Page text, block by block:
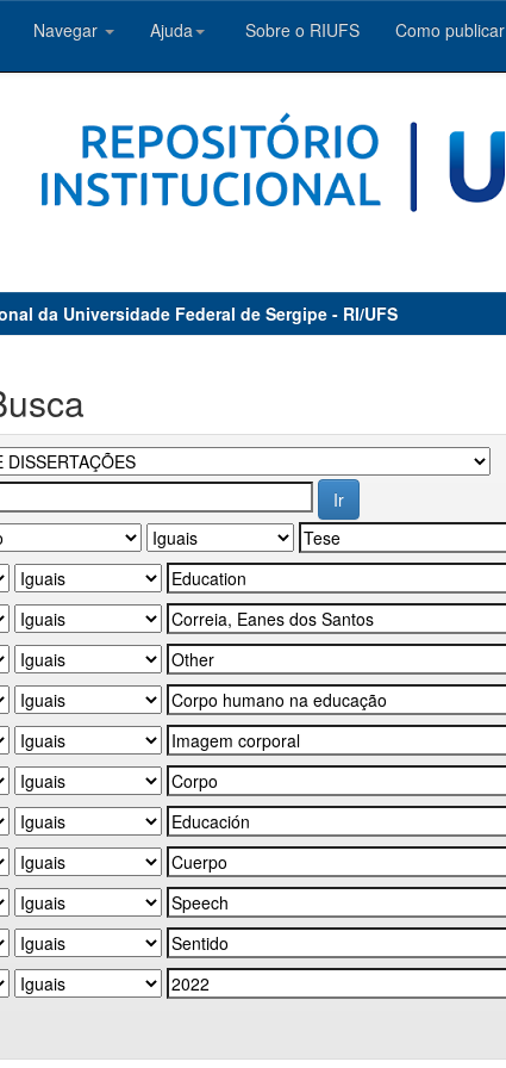
Navegar Ajuda Sobre o RIUFS Como publicar
da Universidade Federal de Sergipe - RI/UFS